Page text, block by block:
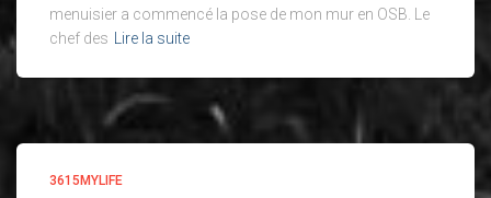
menuisier a commencé la pose de mon mur en OSB. Le
chef des
Lire la suite
3615MYLIFE